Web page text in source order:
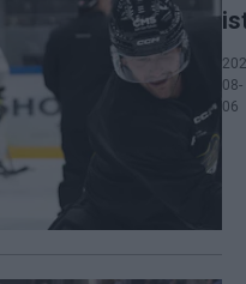
08-
06